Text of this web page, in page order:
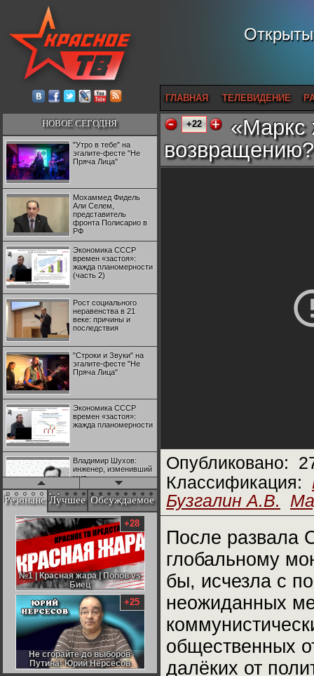
ГЛАВНАЯ ТЕЛЕВИДЕНИЕ
НОВОЕ СЕГОДНЯ
"Утро в тебе" на
эгалите-фесте "Не
Пряча Лица"
Мохаммед Фидель
Али Селем,
представитель
фронта Полисарио в
РФ
Экономика СССР
времен «застоя»:
жажда планомерности
(часть 2)
Рост социального
неравенства в 21
веке: причины и
последствия
"Строки и Звуки" на
эгалите-фесте "Не
Пряча Лица"
Экономика СССР
времен «застоя»:
жажда планомерности
Владимир Шухов:
инженер, изменивший
мир
"Аркадий Коц" на
эгалите-фесте "Не
Пряча Лица"
Контрапункты
глобализации:
геополитэкономическ
ий анализ
100 лет Ноябрьской
революции в
Германии:
парламентская
демократия или
диктатура
пролетариата?
Деятельность
Резонанс Лучшее Обсуждаемое
№1 | Красная жара | Попов vs
Биец
№1 | Красная жара | Попов vs
Биец
+28
Не сгорайте до выборов
Путина! Юрий Нерсесов
Не сгорайте до выборов
Путина! Юрий Нерсесов
+25
+22
«Маркс
возвращению?
Опубликовано:
Классификация:
Бузгалин А.В.
После развала
глобальному
бы, исчезла с
неожиданных
общественных
далёких от